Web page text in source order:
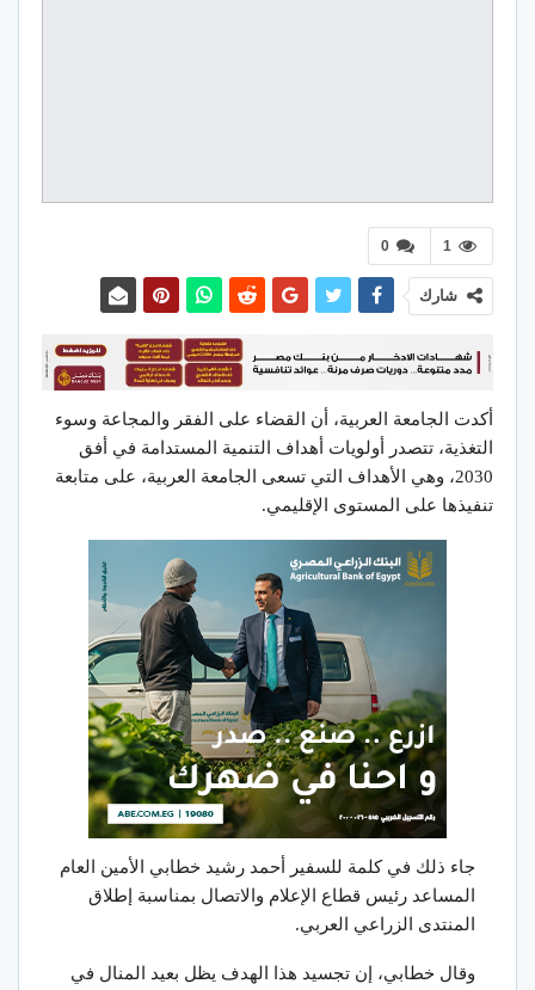
0 1
شارك
أكدت الجامعة العربية، أن القضاء على الفقر والمجاعة وسوء
التغذية، تتصدر أولويات أهداف التنمية المستدامة في أفق
2030، وهي الأهداف التي تسعى الجامعة العربية، على متابعة
تنفيذها على المستوى الإقليمي.
جاء ذلك في كلمة للسفير أحمد رشيد خطابي الأمين العام
المساعد رئيس قطاع الإعلام والاتصال بمناسبة إطلاق
المنتدى الزراعي العربي.
وقال خطابي، إن تجسيد هذا الهدف يظل بعيد المنال في